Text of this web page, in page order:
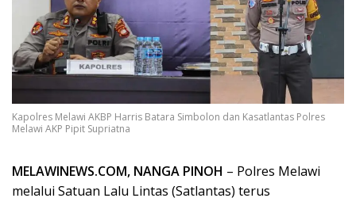
Kapolres Melawi AKBP Harris Batara Simbolon dan Kasatlantas Polres
Melawi AKP Pipit Supriatna
MELAWINEWS.COM, NANGA PINOH – Polres Melawi
melalui Satuan Lalu Lintas (Satlantas) terus